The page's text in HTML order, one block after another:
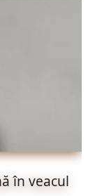
în veacul